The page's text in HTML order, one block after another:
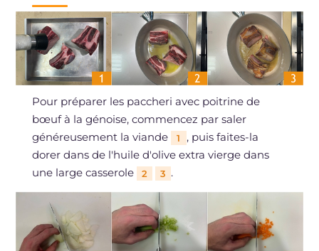
Pour préparer les paccheri avec poitrine de
bœuf à la génoise, commencez par saler
généreusement la viande
1
, puis faites-la
dorer dans de l'huile d'olive extra vierge dans
une large casserole
2 3 .